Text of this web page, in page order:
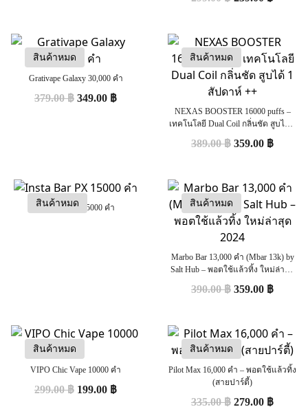
สินค้าหมด
Grativape Galaxy 30,000 คำ
379.00฿ 349.00 ฿
สินค้าหมด
NEXAS BOOSTER 16000 puffs –
เทคโนโลยี Dual Coil กลิ่นชัด สูบได้ 1
389.00฿ 359.00 ฿
สินค้าหมด
Insta Bar PX 15000 คำ สินค้าหมด
Marbo Bar 13,000 คำ (Mbar 13k) by
Salt Hub – พอตใช้แล้วทิ้ง ใหม่ล่าสุด
390.00฿ 359.00 ฿
สินค้าหมด
VIPO Chic Vape 10000 คำ
299.00฿ 199.00 ฿
สินค้าหมด
Pilot Max 16,000 คำ – พอตใช้แล้วทิ้ง
(สายปาร์ตี้)
335.00฿ 279.00 ฿